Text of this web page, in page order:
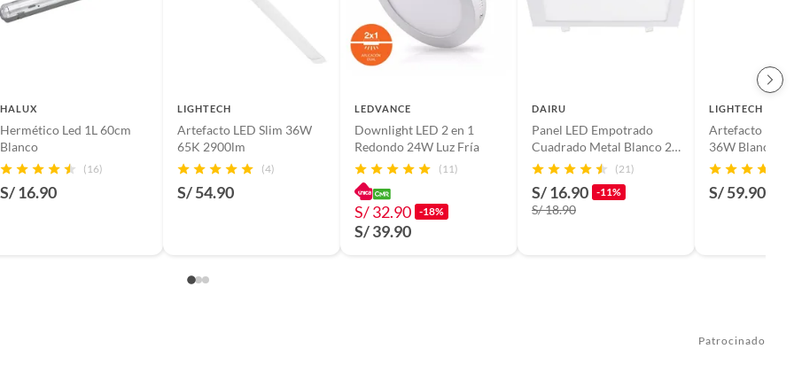
HALUX
Hermético Led 1L 60cm
Blanco
(16)
S/ 16.90
LIGHTECH
Artefacto LED Slim 36W
65K 2900lm
(4)
S/ 54.90
LEDVANCE
Downlight LED 2 en 1
Redondo 24W Luz Fría
(11)
S/ 32.90 -18%
S/ 39.90
DAIRU
Panel LED Empotrado
Cuadrado Metal Blanco 24
W 30 cm
(21)
S/ 16.90 -11%
S/ 18.90
LIGHTECH
Artefacto
36W Blanco
S/ 59.90
Patrocinado